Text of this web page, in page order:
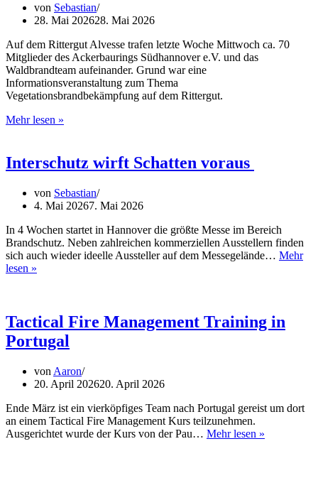
von Sebastian
28. Mai 202628. Mai 2026
Auf dem Rittergut Alvesse trafen letzte Woche Mittwoch ca. 70
Mitglieder des Ackerbaurings Südhannover e.V. und das
Waldbrandteam aufeinander. Grund war eine
Informationsveranstaltung zum Thema
Vegetationsbrandbekämpfung auf dem Rittergut.
Mehr lesen »
Südhannover
e.V.
Gast.
Interschutz wirft Schatten voraus
von Sebastian
4. Mai 20267. Mai 2026
In 4 Wochen startet in Hannover die größte Messe im Bereich
Brandschutz. Neben zahlreichen kommerziellen Ausstellern finden
sich auch wieder ideelle Aussteller auf dem Messegelände… Mehr
lesen »
Tactical Fire Management Training in
Portugal
von Aaron
20. April 202620. April 2026
Ende März ist ein vierköpfiges Team nach Portugal gereist um dort
an einem Tactical Fire Management Kurs teilzunehmen.
Ausgerichtet wurde der Kurs von der Pau… Mehr lesen »